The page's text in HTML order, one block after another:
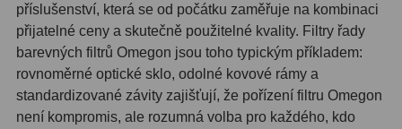
Diagonální hranoly7
Amici hranoly 45°11
Amici hranoly 90°7
příslušenství, která se od počátku zaměřuje na kombinaci
přijatelné ceny a skutečně použitelné kvality. Filtry řady
barevných filtrů Omegon jsou toho typickým příkladem:
rovnoměrné optické sklo, odolné kovové rámy a
standardizované závity zajišťují, že pořízení filtru Omegon
není kompromis, ale rozumná volba pro každého, kdo